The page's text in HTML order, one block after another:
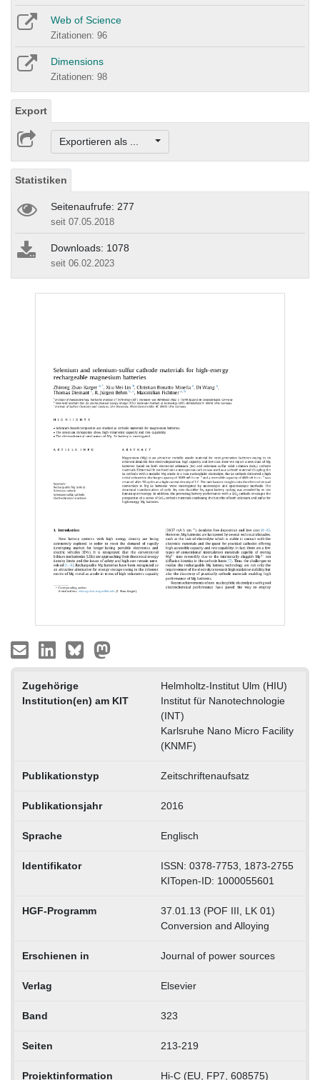
Web of Science
Zitationen: 96
Dimensions
Zitationen: 98
Export
Exportieren als ...
Statistiken
Seitenaufrufe: 277
seit 07.05.2018
Downloads: 1078
seit 06.02.2023
Zugehörige
Institution(en) am KIT
Helmholtz-Institut Ulm (HIU)
Institut für Nanotechnologie
(INT)
Karlsruhe Nano Micro Facility
(KNMF)
Publikationstyp Zeitschriftenaufsatz
Publikationsjahr 2016
Sprache Englisch
Identifikator
ISSN: 0378-7753, 1873-2755
KITopen-ID: 1000055601
HGF-Programm
37.01.13 (POF III, LK 01)
Conversion and Alloying
Erschienen in Journal of power sources
Verlag Elsevier
Band 323
Seiten 213-219
Projektinformation Hi-C (EU, FP7, 608575)